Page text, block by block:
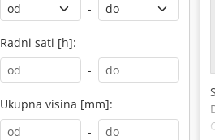
-
Radni sati [h]:
-
Ukupna visina [mm]:
-